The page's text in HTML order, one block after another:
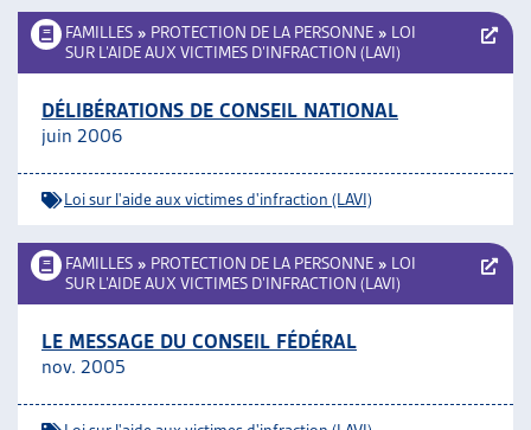
FAMILLES » PROTECTION DE LA PERSONNE » LOI
SUR L’AIDE AUX VICTIMES D’INFRACTION (LAVI)
DÉLIBÉRATIONS DE CONSEIL NATIONAL
juin 2006
Loi sur l'aide aux victimes d'infraction (LAVI)
FAMILLES » PROTECTION DE LA PERSONNE » LOI
SUR L’AIDE AUX VICTIMES D’INFRACTION (LAVI)
LE MESSAGE DU CONSEIL FÉDÉRAL
nov. 2005